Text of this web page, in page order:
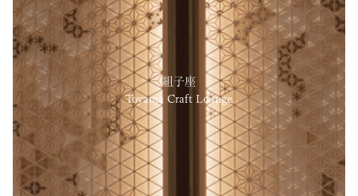
組子座
Toyama Craft Lounge